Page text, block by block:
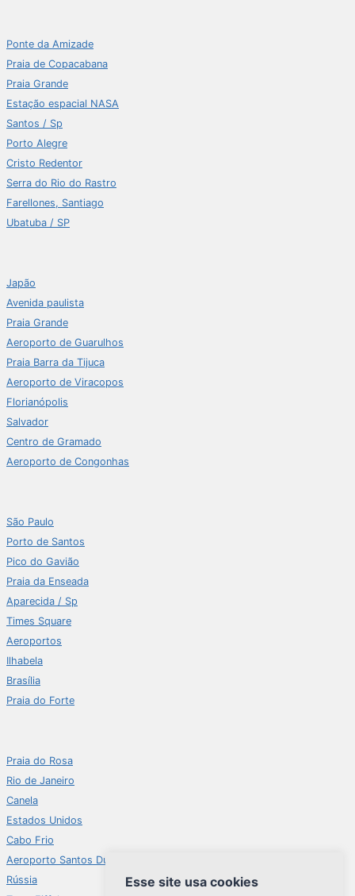
Ponte da Amizade
Praia de Copacabana
Praia Grande
Estação espacial NASA
Santos / Sp
Porto Alegre
Cristo Redentor
Serra do Rio do Rastro
Farellones, Santiago
Ubatuba / SP
Japão
Avenida paulista
Praia Grande
Aeroporto de Guarulhos
Praia Barra da Tijuca
Aeroporto de Viracopos
Florianópolis
Salvador
Centro de Gramado
Aeroporto de Congonhas
São Paulo
Porto de Santos
Pico do Gavião
Praia da Enseada
Aparecida / Sp
Times Square
Aeroportos
Ilhabela
Brasília
Praia do Forte
Praia do Rosa
Rio de Janeiro
Canela
Estados Unidos
Cabo Frio
Aeroporto Santos Dumont
Rússia
Esse site usa cookies